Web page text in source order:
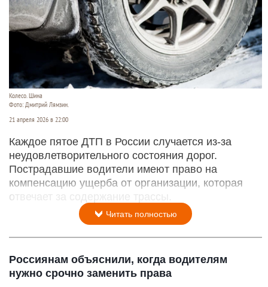
Колесо. Шина
Фото: Дмитрий Лямзин.
21 апреля 2026 в 22:00
Каждое пятое ДТП в России случается из-за
неудовлетворительного состояния дорог.
Пострадавшие водители имеют право на
компенсацию ущерба от организации, которая
отвечает за содержание трассы.
Читать полностью
Россиянам объяснили, когда водителям
нужно срочно заменить права